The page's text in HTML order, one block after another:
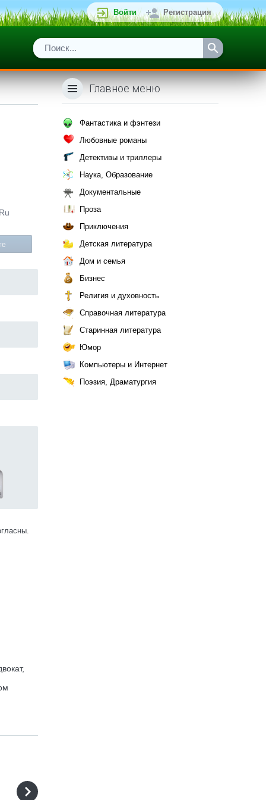
Войти Регистрация
Главное меню
Фантастика и фэнтези
Любовные романы
Детективы и триллеры
Наука, Образование
Документальные
Проза
Приключения
Детская литература
Дом и семья
Бизнес
Религия и духовность
Справочная литература
Старинная литература
Юмор
Компьютеры и Интернет
Поэзия, Драматургия